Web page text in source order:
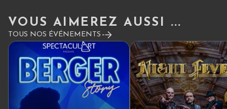
VOUS AIMEREZ AUSSI ...
TOUS NOS ÉVÉNEMENTS